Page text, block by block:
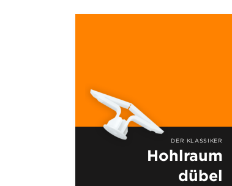
DER KLASSIKER
Hohlraum
dübel